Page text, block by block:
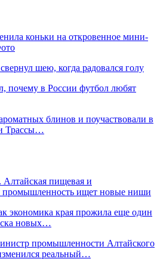
коньки на откровенное мини-
шею, когда радовался голу
почему в России футбол любят
блинов и поучаствовали в
Трассы…
пищевая и
промышленность ищет новые ниши
экономика края прожила еще один
новых…
промышленности Алтайского
реальный…